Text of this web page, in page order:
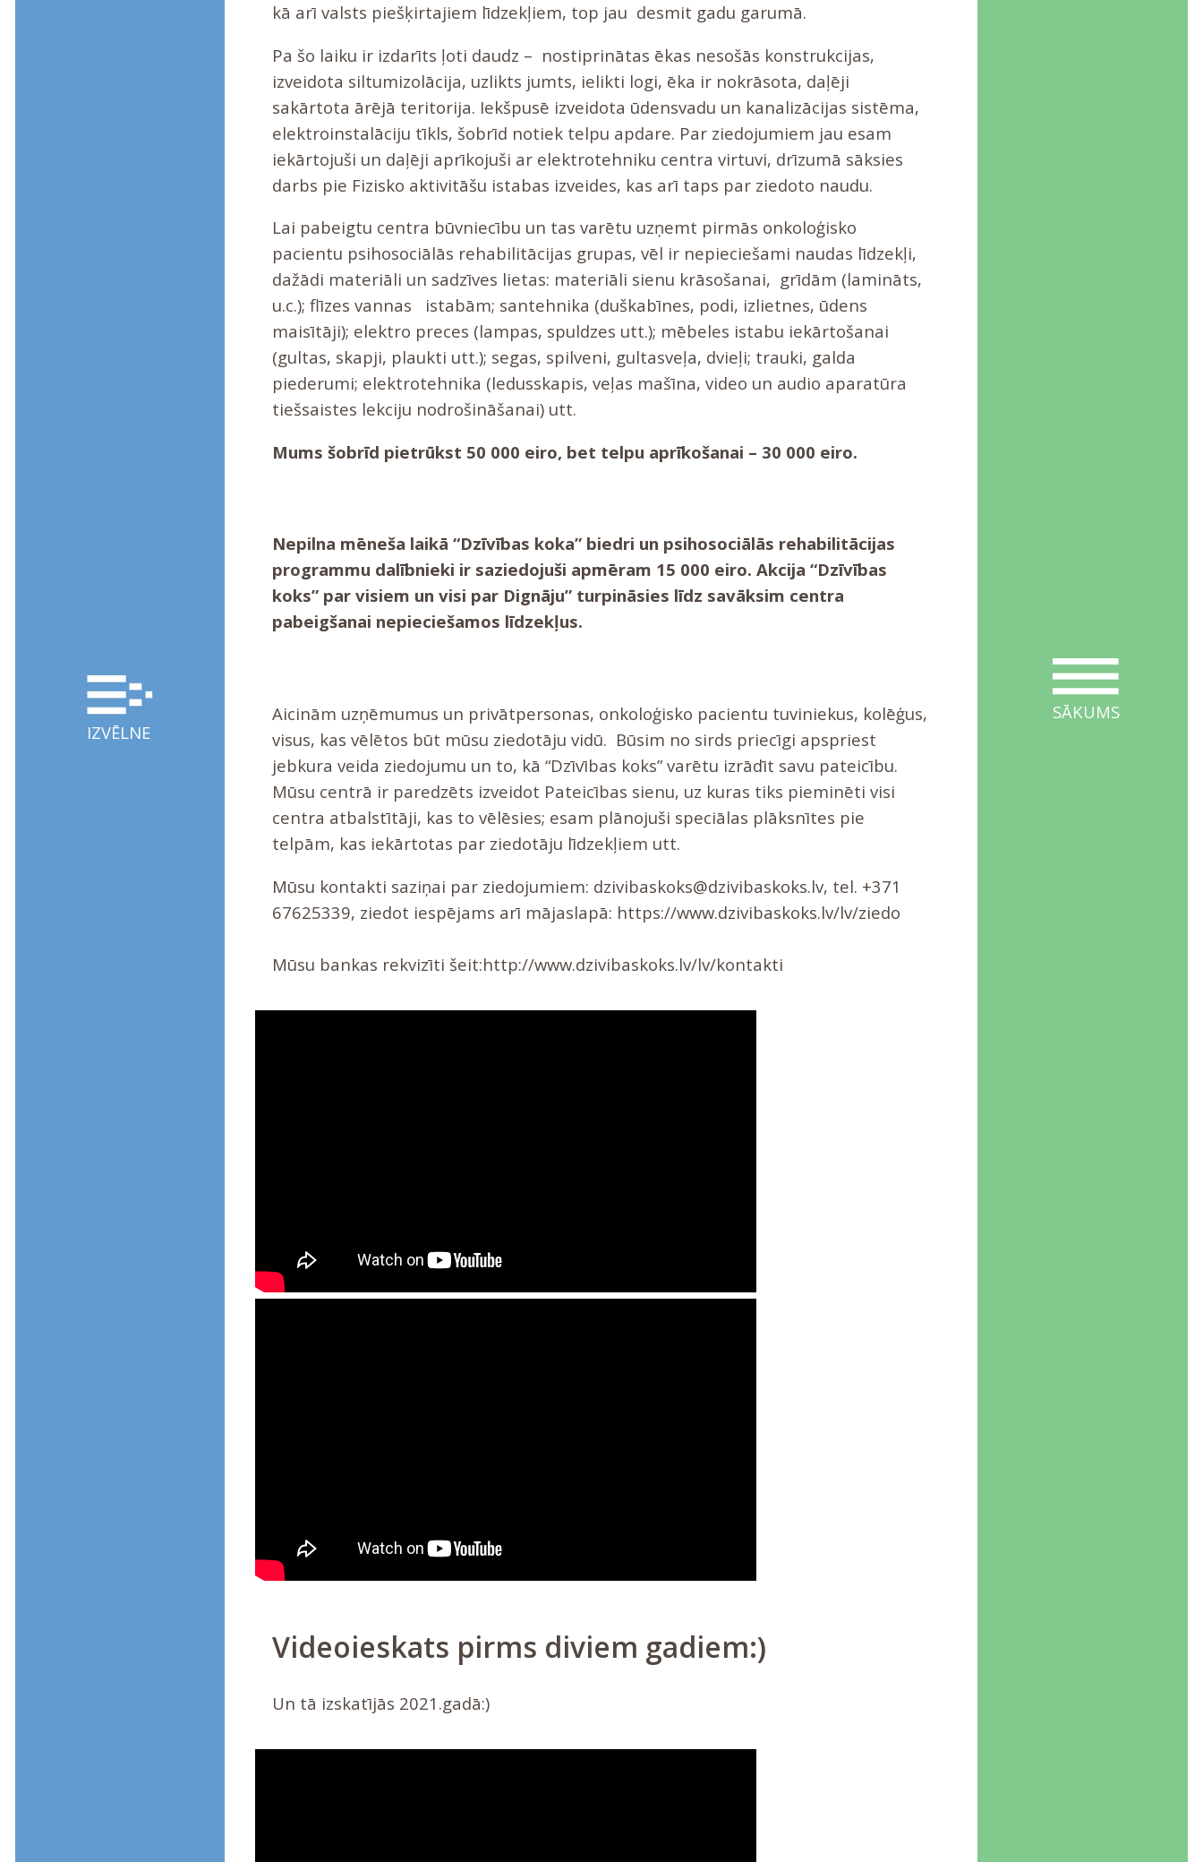
SĀKUMS
IZVĒLNE
kā arī valsts piešķirtajiem līdzekļiem, top jau desmit gadu garumā.
Pa šo laiku ir izdarīts ļoti daudz – nostiprinātas ēkas nesošās konstrukcijas,
izveidota siltumizolācija, uzlikts jumts, ielikti logi, ēka ir nokrāsota, daļēji
sakārtota ārējā teritorija. Iekšpusē izveidota ūdensvadu un kanalizācijas sistēma,
elektroinstalāciju tīkls, šobrīd notiek telpu apdare. Par ziedojumiem jau esam
iekārtojuši un daļēji aprīkojuši ar elektrotehniku centra virtuvi, drīzumā sāksies
darbs pie Fizisko aktivitāšu istabas izveides, kas arī taps par ziedoto naudu.
Lai pabeigtu centra būvniecību un tas varētu uzņemt pirmās onkoloģisko
pacientu psihosociālās rehabilitācijas grupas, vēl ir nepieciešami naudas līdzekļi,
dažādi materiāli un sadzīves lietas: materiāli sienu krāsošanai, grīdām (lamināts,
u.c.); flīzes vannas istabām; santehnika (duškabīnes, podi, izlietnes, ūdens
maisītāji); elektro preces (lampas, spuldzes utt.); mēbeles istabu iekārtošanai
(gultas, skapji, plaukti utt.); segas, spilveni, gultasveļa, dvieļi; trauki, galda
piederumi; elektrotehnika (ledusskapis, veļas mašīna, video un audio aparatūra
tiešsaistes lekciju nodrošināšanai) utt.
Mums šobrīd pietrūkst 50 000 eiro, bet telpu aprīkošanai – 30 000 eiro.
Nepilna mēneša laikā “Dzīvības koka” biedri un psihosociālās rehabilitācijas
programmu dalībnieki ir saziedojuši apmēram 15 000 eiro. Akcija “Dzīvības
koks” par visiem un visi par Dignāju” turpināsies līdz savāksim centra
pabeigšanai nepieciešamos līdzekļus.
Aicinām uzņēmumus un privātpersonas, onkoloģisko pacientu tuviniekus, kolēģus,
visus, kas vēlētos būt mūsu ziedotāju vidū. Būsim no sirds priecīgi apspriest
jebkura veida ziedojumu un to, kā “Dzīvības koks” varētu izrādīt savu pateicību.
Mūsu centrā ir paredzēts izveidot Pateicības sienu, uz kuras tiks pieminēti visi
centra atbalstītāji, kas to vēlēsies; esam plānojuši speciālas plāksnītes pie
telpām, kas iekārtotas par ziedotāju līdzekļiem utt.
Mūsu kontakti saziņai par ziedojumiem: dzivibaskoks@dzivibaskoks.lv, tel. +371
67625339, ziedot iespējams arī mājaslapā: https://www.dzivibaskoks.lv/lv/ziedo
Mūsu bankas rekvizīti šeit:http://www.dzivibaskoks.lv/lv/kontakti
Videoieskats pirms diviem gadiem:)
Un tā izskatījās 2021.gadā:)